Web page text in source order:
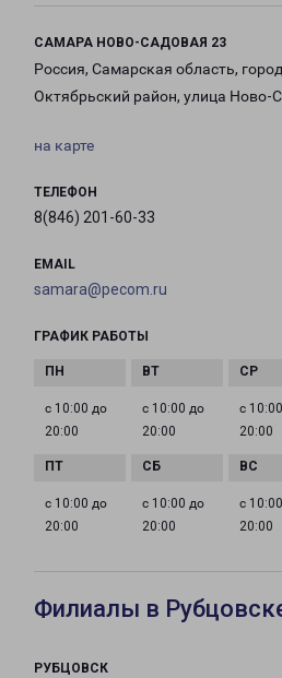
САМАРА НОВО-САДОВАЯ 23
Россия, Самарская область,
Октябрьский район, улица Ново-
на карте
ТЕЛЕФОН
8(846) 201-60-33
EMAIL
samara@pecom.ru
ГРАФИК РАБОТЫ
с 10:00 до
20:00
с 10:00 до
20:00
с
20:00
с 10:00 до
20:00
с 10:00 до
20:00
с
20:00
Филиалы в
РУБЦОВСК